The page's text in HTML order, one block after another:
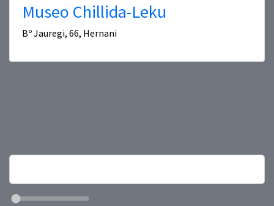
Museo Chillida-Leku
Bº Jauregi, 66, Hernani